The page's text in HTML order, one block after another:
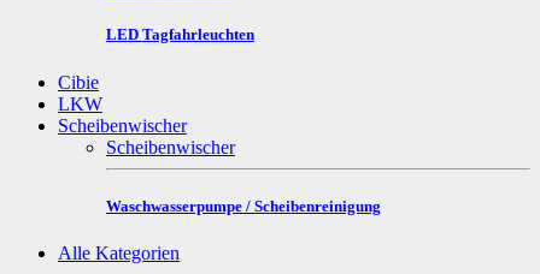
LED Tagfahrleuchten
Cibie
LKW
Scheibenwischer
Scheibenwischer
Waschwasserpumpe / Scheibenreinigung
Alle Kategorien